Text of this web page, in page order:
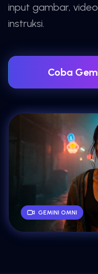
GEMINI OMNI
input gambar,
instruksi.
Coba